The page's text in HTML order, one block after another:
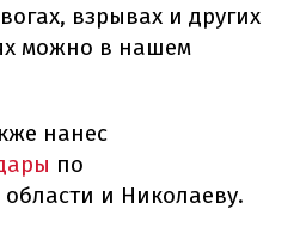
взрывах и других
можно в нашем
нанес
по
и Николаеву.